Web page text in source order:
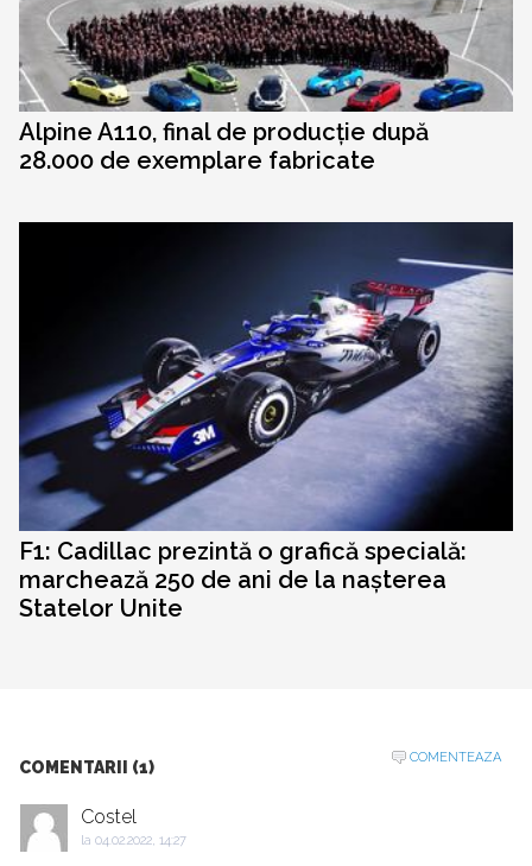
Alpine A110, final de producție după
28.000 de exemplare fabricate
F1: Cadillac prezintă o grafică specială:
marchează 250 de ani de la nașterea
Statelor Unite
COMENTARII (1)
COMENTEAZA
Costel
la 04.02.2022, 14:27